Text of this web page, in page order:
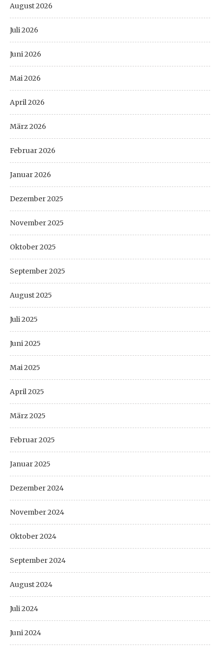
August 2026
Juli 2026
Juni 2026
Mai 2026
April 2026
März 2026
Februar 2026
Januar 2026
Dezember 2025
November 2025
Oktober 2025
September 2025
August 2025
Juli 2025
Juni 2025
Mai 2025
April 2025
März 2025
Februar 2025
Januar 2025
Dezember 2024
November 2024
Oktober 2024
September 2024
August 2024
Juli 2024
Juni 2024